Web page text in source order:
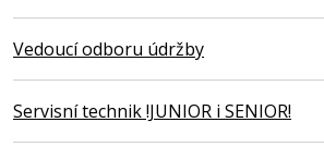
Vedoucí odboru údržby
Servisní technik !JUNIOR i SENIOR!